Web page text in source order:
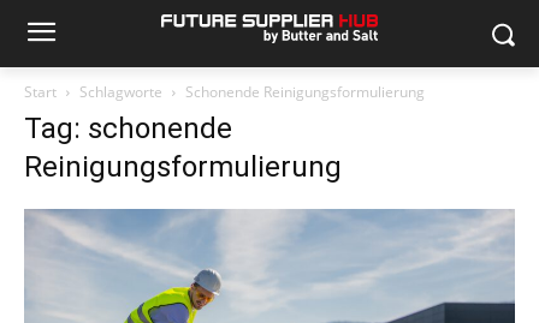
Start Schlagworte Schonende Reinigungsformulierung
Tag: schonende
Reinigungsformulierung